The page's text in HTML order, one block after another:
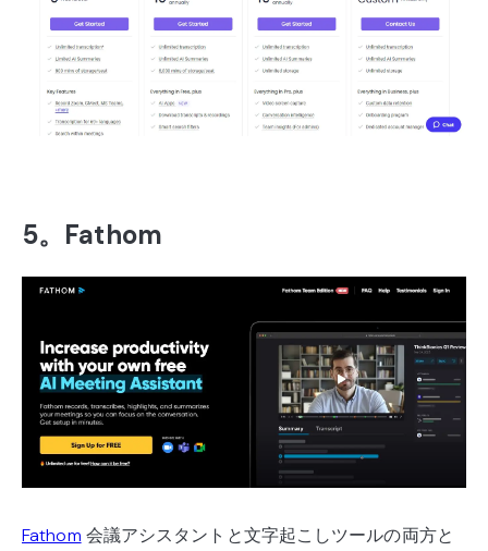
5。Fathom
Fathom 会議アシスタントと文字起こしツールの両方と